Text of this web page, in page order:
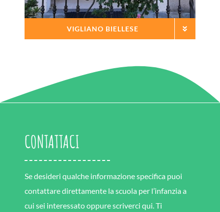
VIGLIANO BIELLESE
CONTATTACI
Se desideri qualche informazione specifica puoi
contattare direttamente la scuola per l’infanzia a
cui sei interessato oppure scriverci qui. Ti